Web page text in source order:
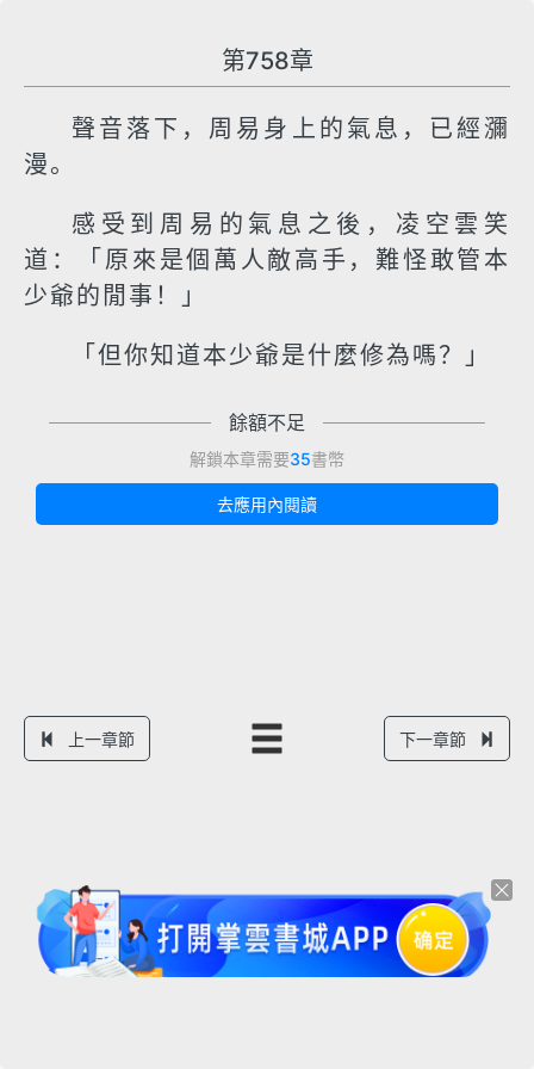
第758章
聲音落下，周易身上的氣息，已經瀰
漫。
感受到周易的氣息之後，凌空雲笑
道：「原來是個萬人敵高手，難怪敢管本
少爺的閒事！」
「但你知道本少爺是什麼修為嗎？」
餘額不足
解鎖本章需要35書幣
去應用內閱讀
上一章節 下一章節